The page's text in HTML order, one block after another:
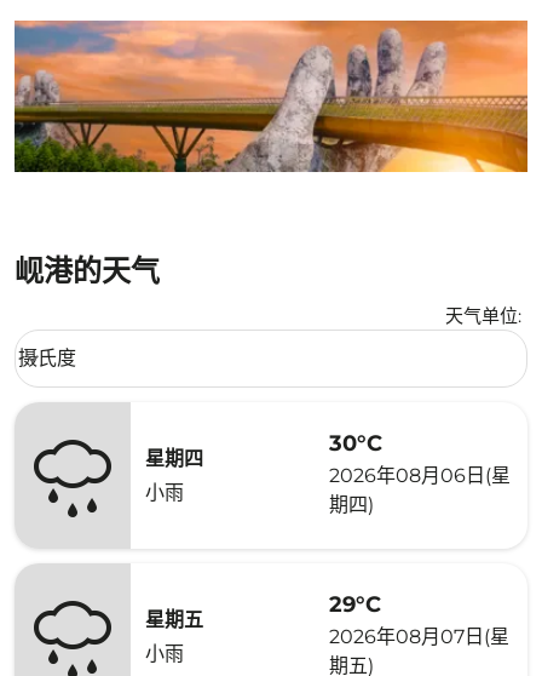
岘港的天气
天气单位:
Weather unit option 摄氏度 Selected
摄氏度
keyboard_arrow_down
星期四
小雨
30°C
2026年08月06日(星
期四)
星期五
小雨
29°C
2026年08月07日(星
期五)